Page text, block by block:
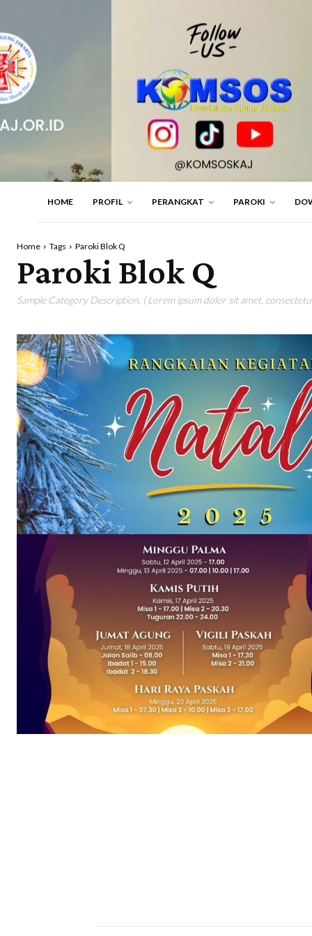
HOME PROFIL PERANGKAT PAROKI
Home Tags Paroki Blok Q
Paroki Blok Q
Sample Category Description. ( Lorem ipsum dolor sit amet,